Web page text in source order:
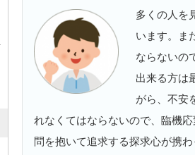
多くの人を
います。ま
ならないの
出来る方は
がら、不安
れなくてはならないので、臨機
問を抱いて追求する探求心が携